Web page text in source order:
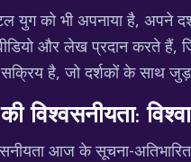
युग को भी अपनाया है, अपने
और लेख प्रदान करते
सक्रिय है, जो दर्शकों के
विश्वसनीयता:
आज के सूचना-अतिभारित